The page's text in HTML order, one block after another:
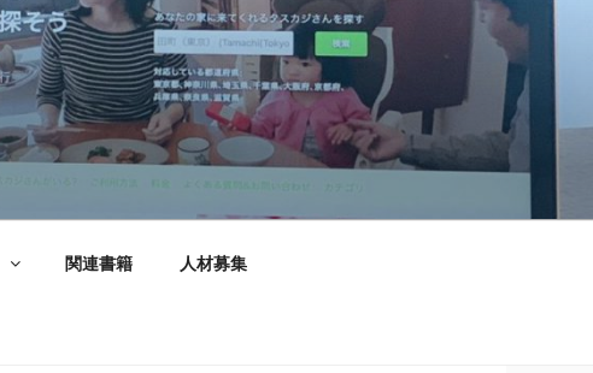
関連書籍 人材募集